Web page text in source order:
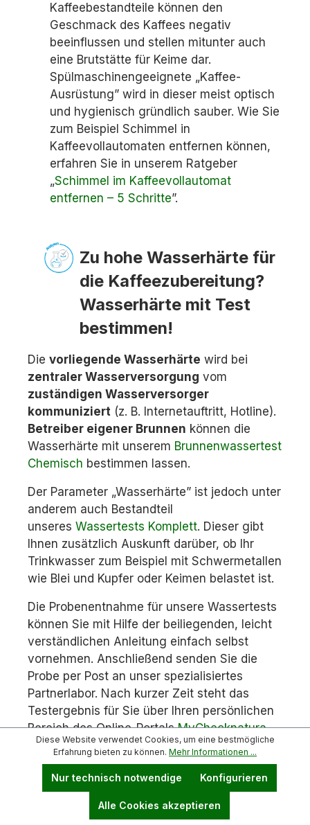
Kaffeebestandteile können den
Geschmack des Kaffees negativ
beeinflussen und stellen mitunter auch
eine Brutstätte für Keime dar.
Spülmaschinengeeignete „Kaffee-
Ausrüstung” wird in dieser meist optisch
und hygienisch gründlich sauber. Wie Sie
zum Beispiel Schimmel in
Kaffeevollautomaten entfernen können,
erfahren Sie in unserem Ratgeber
„Schimmel im Kaffeevollautomat
entfernen – 5 Schritte”.
Zu hohe Wasserhärte für
die Kaffeezubereitung?
Wasserhärte mit Test
bestimmen!
Die vorliegende Wasserhärte wird bei
zentraler Wasserversorgung vom
zuständigen Wasserversorger
kommuniziert (z. B. Internetauftritt, Hotline).
Betreiber eigener Brunnen können die
Wasserhärte mit unserem Brunnenwassertest
Chemisch bestimmen lassen.
Der Parameter „Wasserhärte” ist jedoch unter
anderem auch Bestandteil
unseres Wassertests Komplett. Dieser gibt
Ihnen zusätzlich Auskunft darüber, ob Ihr
Trinkwasser zum Beispiel mit Schwermetallen
wie Blei und Kupfer oder Keimen belastet ist.
Die Probenentnahme für unsere Wassertests
können Sie mit Hilfe der beiliegenden, leicht
verständlichen Anleitung einfach selbst
vornehmen. Anschließend senden Sie die
Probe per Post an unser spezialisiertes
Partnerlabor. Nach kurzer Zeit steht das
Testergebnis für Sie über Ihren persönlichen
Bereich des Online-PortalsMyChecknatura
zum Abruf bereit.
Diese Website verwendet Cookies, um eine bestmögliche
Erfahrung bieten zu können. Mehr Informationen ...
Nur technisch notwendige Konfigurieren
Alle Cookies akzeptieren